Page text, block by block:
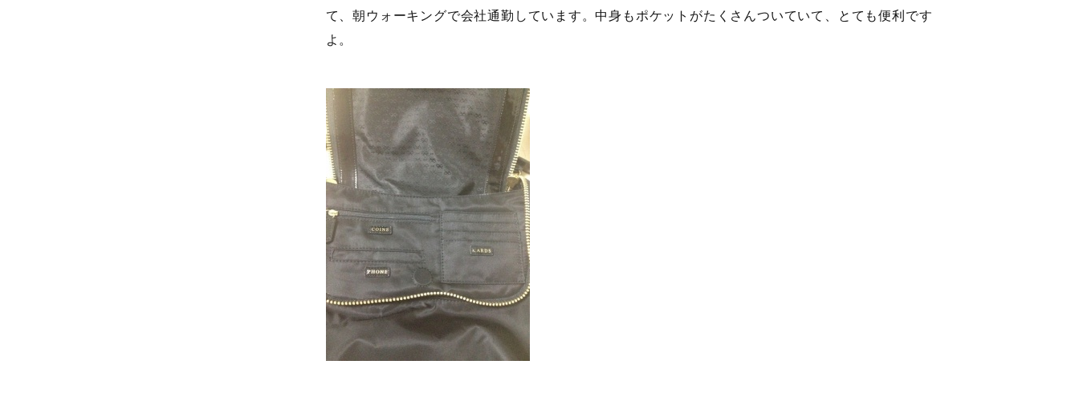
て、朝ウォーキングで会社通勤しています。中身もポケットがたくさんついていて、とても便利です
よ。